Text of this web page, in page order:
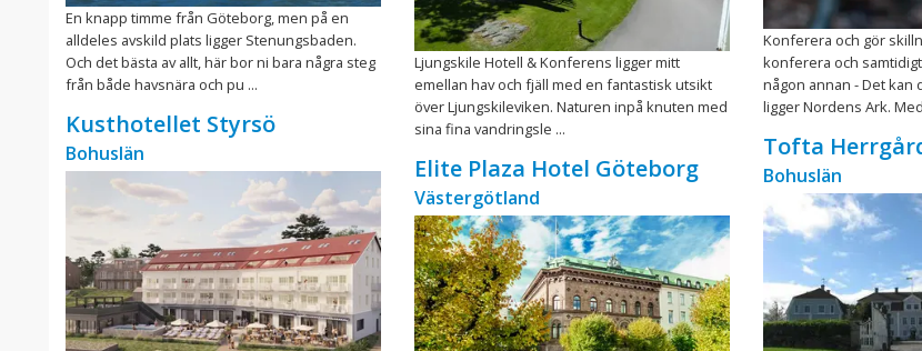
En knapp timme från Göteborg, men på en
alldeles avskild plats ligger Stenungsbaden.
Och det bästa av allt, här bor ni bara några steg
från både havsnära och pu ...
Kusthotellet Styrsö
Bohuslän
Ljungskile Hotell & Konferens ligger mitt
emellan hav och fjäll med en fantastisk utsikt
över Ljungskileviken. Naturen inpå knuten med
sina fina vandringsle ...
Elite Plaza Hotel Göteborg
Västergötland
Konferera och gör
konferera och
någon annan - Det kan
ligger Nordens Ark.
Tofta
Bohuslän